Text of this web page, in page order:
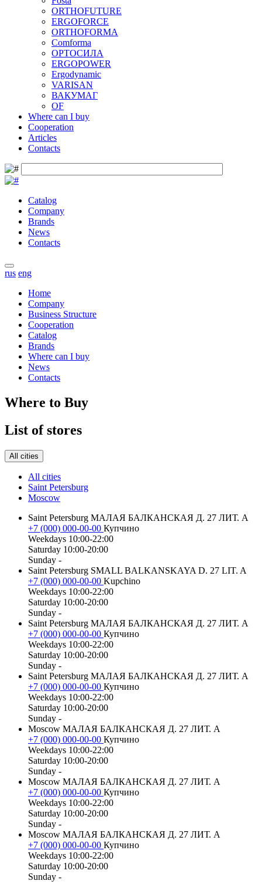
ORTHOFUTURE
ERGOFORCE
ORTHOFORMA
Comforma
ОРТОСИЛА
ERGOPOWER
Ergodynamic
VARISAN
ВАКУМАГ
OF
Where can I buy
Cooperation
Articles
Contacts
Catalog
Company
Brands
News
Contacts
rus eng
Home
Company
Business Structure
Cooperation
Catalog
Brands
Where can I buy
News
Contacts
Where to Buy
List of stores
All cities
All cities
Saint Petersburg
Moscow
Saint Petersburg МАЛАЯ БАЛКАНСКАЯ Д. 27 ЛИТ. А
+7 (000) 000-00-00 Купчино
Weekdays 10:00-22:00
Saturday 10:00-20:00
Sunday -
Saint Petersburg SMALL BALKANSKAYA D. 27 LIT. A
+7 (000) 000-00-00 Kupchino
Weekdays 10:00-22:00
Saturday 10:00-20:00
Sunday -
Saint Petersburg МАЛАЯ БАЛКАНСКАЯ Д. 27 ЛИТ. А
+7 (000) 000-00-00 Купчино
Weekdays 10:00-22:00
Saturday 10:00-20:00
Sunday -
Saint Petersburg МАЛАЯ БАЛКАНСКАЯ Д. 27 ЛИТ. А
+7 (000) 000-00-00 Купчино
Weekdays 10:00-22:00
Saturday 10:00-20:00
Sunday -
Moscow МАЛАЯ БАЛКАНСКАЯ Д. 27 ЛИТ. А
+7 (000) 000-00-00 Купчино
Weekdays 10:00-22:00
Saturday 10:00-20:00
Sunday -
Moscow МАЛАЯ БАЛКАНСКАЯ Д. 27 ЛИТ. А
+7 (000) 000-00-00 Купчино
Weekdays 10:00-22:00
Saturday 10:00-20:00
Sunday -
Moscow МАЛАЯ БАЛКАНСКАЯ Д. 27 ЛИТ. А
+7 (000) 000-00-00 Купчино
Weekdays 10:00-22:00
Saturday 10:00-20:00
Sunday -